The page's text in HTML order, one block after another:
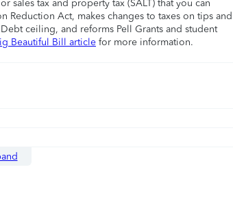
sales tax and property tax (SALT) that you can
Reduction Act, makes changes to taxes on tips and
ceiling, and reforms Pell Grants and student
Beautiful Bill article for more information.